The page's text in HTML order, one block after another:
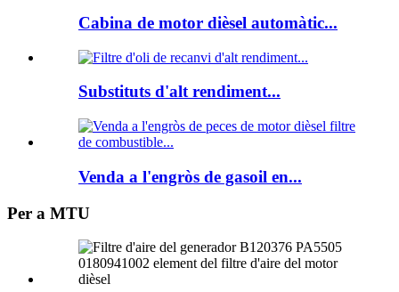
Cabina de motor dièsel automàtic...
Substituts d'alt rendiment...
Venda a l'engròs de gasoil en...
Per a MTU